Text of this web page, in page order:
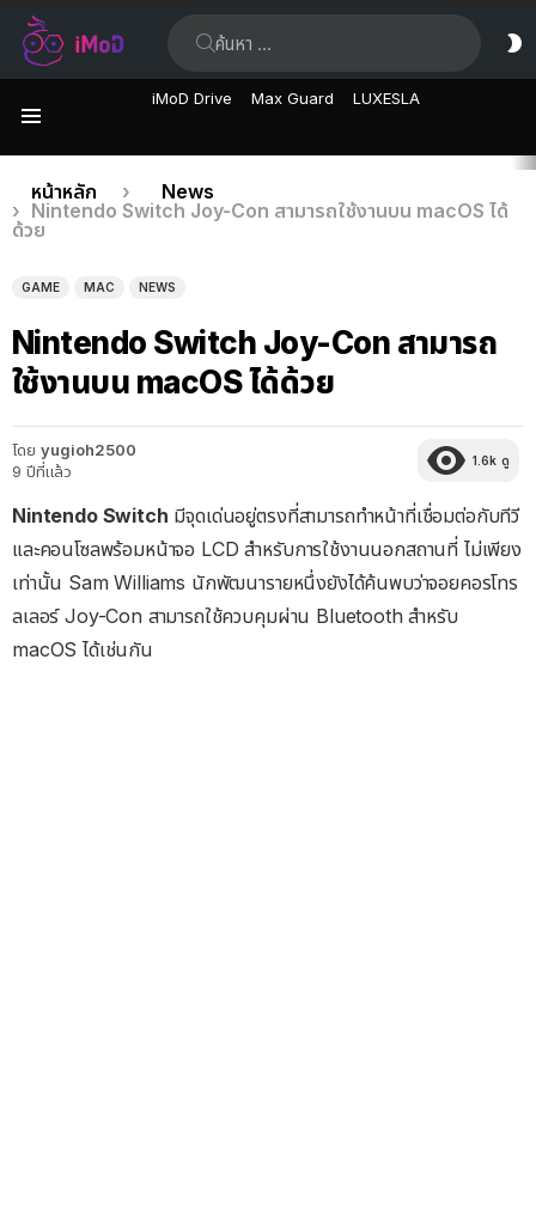
iMoD Drive Max Guard LUXESLA
เรื่อง
ล่าสุด
คุณอยู่ที่นี่:
หน้าหลัก
News
Nintendo Switch Joy-Con สามารถใช้งานบน macOS ได้
ด้วย
GAME MAC NEWS
Nintendo Switch Joy-Con สามารถ
ใช้งานบน macOS ได้ด้วย
โดย yugioh2500
9 ปีที่แล้ว
1.6k ดู
Nintendo Switch มีจุดเด่นอยู่ตรงที่สามารถทำหน้าที่เชื่อมต่อกับทีวี
และคอนโซลพร้อมหน้าจอ LCD สำหรับการใช้งานนอกสถานที่ ไม่เพียง
เท่านั้น Sam Williams นักพัฒนารายหนึ่งยังได้ค้นพบว่าจอยคอรโทร
ลเลอร์ Joy-Con สามารถใช้ควบคุมผ่าน Bluetooth สำหรับ
macOS ได้เช่นกัน